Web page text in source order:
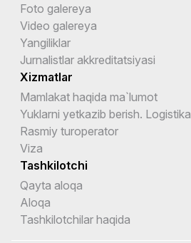
Foto galereya
Video galereya
Yangiliklar
Jurnalistlar akkreditatsiyasi
Xizmatlar
Mamlakat haqida ma`lumot
Yuklarni yetkazib berish. Logistika
Rasmiy turoperator
Viza
Tashkilotchi
Qayta aloqa
Aloqa
Tashkilotchilar haqida